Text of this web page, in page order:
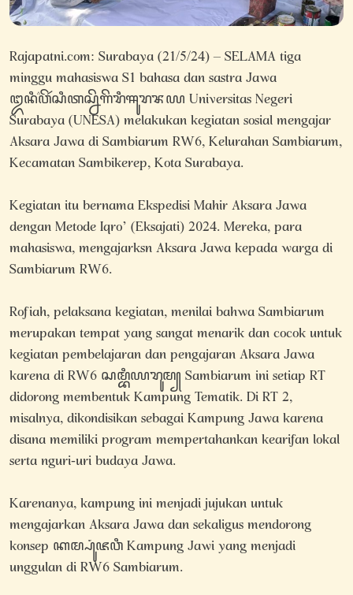
Rajapatni.com: Surabaya (21/5/24) – SELAMA tiga
minggu mahasiswa S1 bahasa dan sastra Jawa
ꦈꦤꦶꦮ꦳ꦼꦂꦱꦶꦠꦱ꧀ꦤꦼꦒꦼꦫꦶꦯꦸꦫꦨꦪ Universitas Negeri
Surabaya (UNESA) melakukan kegiatan sosial mengajar
Aksara Jawa di Sambiarum RW6, Kelurahan Sambiarum,
Kecamatan Sambikerep, Kota Surabaya.
Kegiatan itu bernama Ekspedisi Mahir Aksara Jawa
dengan Metode Iqro’ (Eksajati) 2024. Mereka, para
mahasiswa, mengajarksn Aksara Jawa kepada warga di
Sambiarum RW6.
Rofiah, pelaksana kegiatan, menilai bahwa Sambiarum
merupakan tempat yang sangat menarik dan cocok untuk
kegiatan pembelajaran dan pengajaran Aksara Jawa
karena di RW6 ꦱꦩ꧀ꦧꦶꦪꦫꦸꦩ꧀ Sambiarum ini setiap RT
didorong membentuk Kampung Tematik. Di RT 2,
misalnya, dikondisikan sebagai Kampung Jawa karena
disana memiliki program mempertahankan kearifan lokal
serta nguri-uri budaya Jawa.
Karenanya, kampung ini menjadi jujukan untuk
mengajarkan Aksara Jawa dan sekaligus mendorong
konsep ꦏꦩ꧀ꦥꦸꦁꦗꦮꦶ Kampung Jawi yang menjadi
unggulan di RW6 Sambiarum.